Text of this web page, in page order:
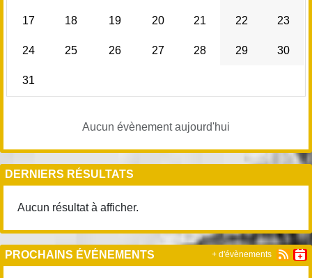
17 18 19 20 21 22 23
24 25 26 27 28 29 30
31
Aucun évènement aujourd'hui
DERNIERS RÉSULTATS
Aucun résultat à afficher.
PROCHAINS ÉVÉNEMENTS + d'évènements